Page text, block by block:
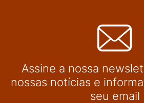
Assine a nossa
nossas notícias e
seu email